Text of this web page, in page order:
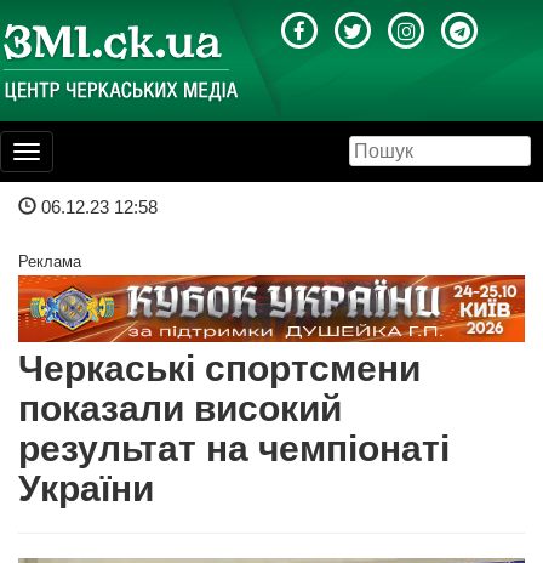
Toggle
navigation
06.12.23 12:58
Реклама
Черкаські спортсмени
показали високий
результат на чемпіонаті
України